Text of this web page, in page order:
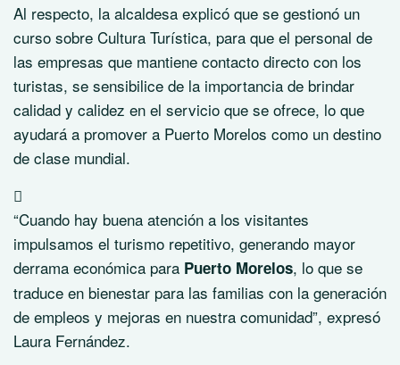
Al respecto, la alcaldesa explicó que se gestionó un
curso sobre Cultura Turística, para que el personal de
las empresas que mantiene contacto directo con los
turistas, se sensibilice de la importancia de brindar
calidad y calidez en el servicio que se ofrece, lo que
ayudará a promover a Puerto Morelos como un destino
de clase mundial.
“Cuando hay buena atención a los visitantes
impulsamos el turismo repetitivo, generando mayor
derrama económica para Puerto Morelos, lo que se
traduce en bienestar para las familias con la generación
de empleos y mejoras en nuestra comunidad”, expresó
Laura Fernández.